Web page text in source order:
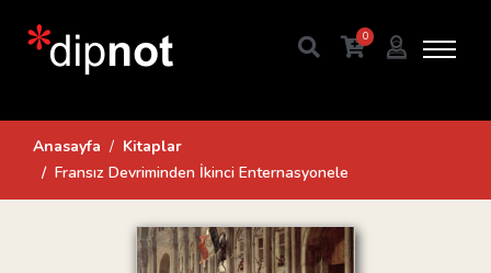
0
Anasayfa
Kitaplar
Fransız Devriminden İkinci Enternasyonele